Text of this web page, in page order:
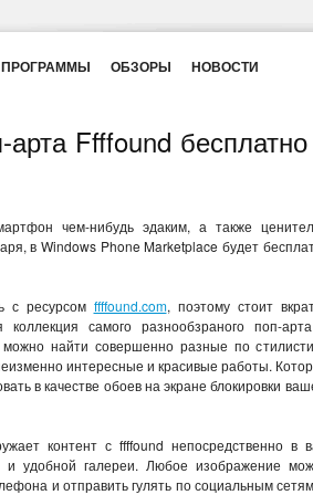
ПРОГРАММЫ ОБЗОРЫ НОВОСТИ
Ffffound
чем-нибудь эдаким, а также
в Windows Phone Marketplace будет
с ресурсом ffffound.com, поэтому стоит
самого разнообзраного поп-
найти совершенно разные по
интересные и красивые работы.
в качестве обоев на экране блокировки
контент с ffffound непосредственно в
удобной галереи. Любое изображение
и отправить гулять по социальным